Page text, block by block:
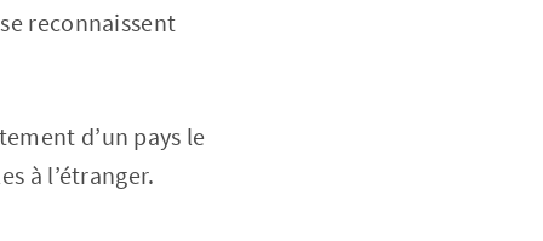
reconnaissent
d’un pays le
à l’étranger.